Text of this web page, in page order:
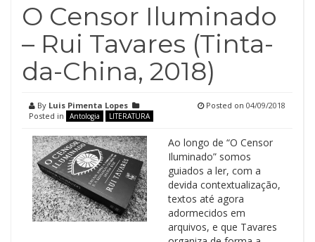
O Censor Iluminado
– Rui Tavares (Tinta-
da-China, 2018)
By Luis Pimenta Lopes
Posted in
Antologia LITERATURA
Posted on 04/09/2018
Ao longo de “O Censor
Iluminado” somos
guiados a ler, com a
devida contextualização,
textos até agora
adormecidos em
arquivos, e que Tavares